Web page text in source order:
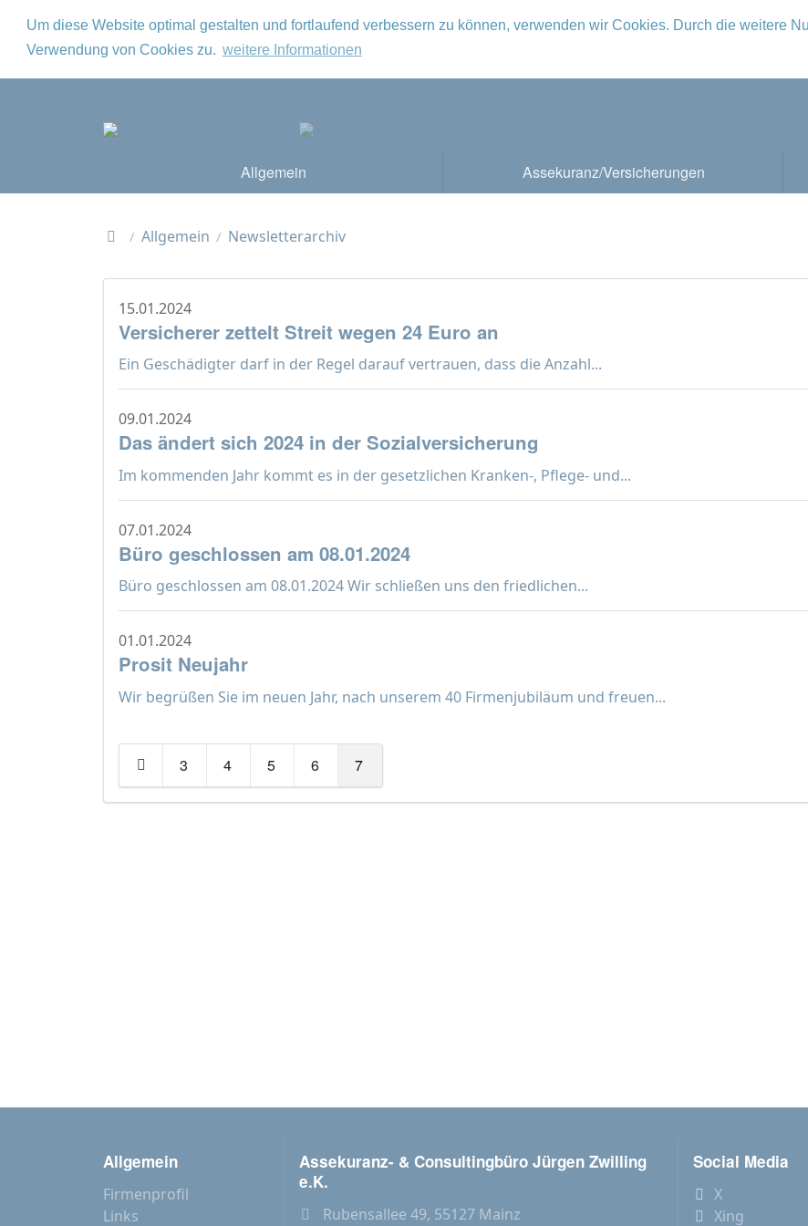
Um diese Website optimal gestalten und fortlaufend verbessern zu können, verwenden wir Cookies. Durch die weitere
Verwendung von Cookies zu. weitere Informationen
Allgemein Assekuranz/Versicherungen
/ Allgemein / Newsletterarchiv
15.01.2024
Versicherer zettelt Streit wegen 24 Euro an
Ein Geschädigter darf in der Regel darauf vertrauen, dass die Anzahl...
09.01.2024
Das ändert sich 2024 in der Sozialversicherung
Im kommenden Jahr kommt es in der gesetzlichen Kranken-, Pflege- und...
07.01.2024
Büro geschlossen am 08.01.2024
Büro geschlossen am 08.01.2024 Wir schließen uns den friedlichen...
01.01.2024
Prosit Neujahr
Wir begrüßen Sie im neuen Jahr, nach unserem 40 Firmenjubiläum und freuen...
3 4 5 6 7
Allgemein
Firmenprofil
Links
Assekuranz- & Consultingbüro Jürgen Zwilling
e.K.
Rubensallee 49, 55127 Mainz
Social Media
X
Xing